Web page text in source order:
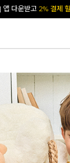
추가하면1천원 즉시 할